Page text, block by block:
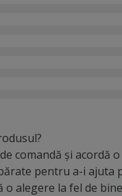
comandă și acordă
pentru a-i ajuta
o alegere la fel de